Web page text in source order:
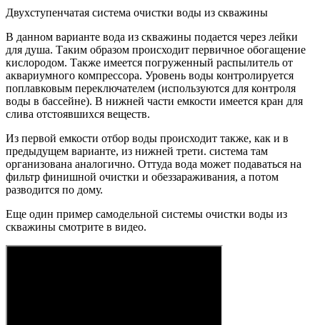
Двухступенчатая система очистки воды из скважины
В данном варианте вода из скважины подается через лейки
для душа. Таким образом происходит первичное обогащение
кислородом. Также имеется погруженный распылитель от
аквариумного компрессора. Уровень воды контролируется
поплавковым переключателем (используются для контроля
воды в бассейне). В нижней части емкости имеется кран для
слива отстоявшихся веществ.
Из первой емкости отбор воды происходит также, как и в
предыдущем варианте, из нижней трети. система там
организована аналогично. Оттуда вода может подаваться на
фильтр финишной очистки и обеззараживания, а потом
разводится по дому.
Еще один пример самодельной системы очистки воды из
скважины смотрите в видео.